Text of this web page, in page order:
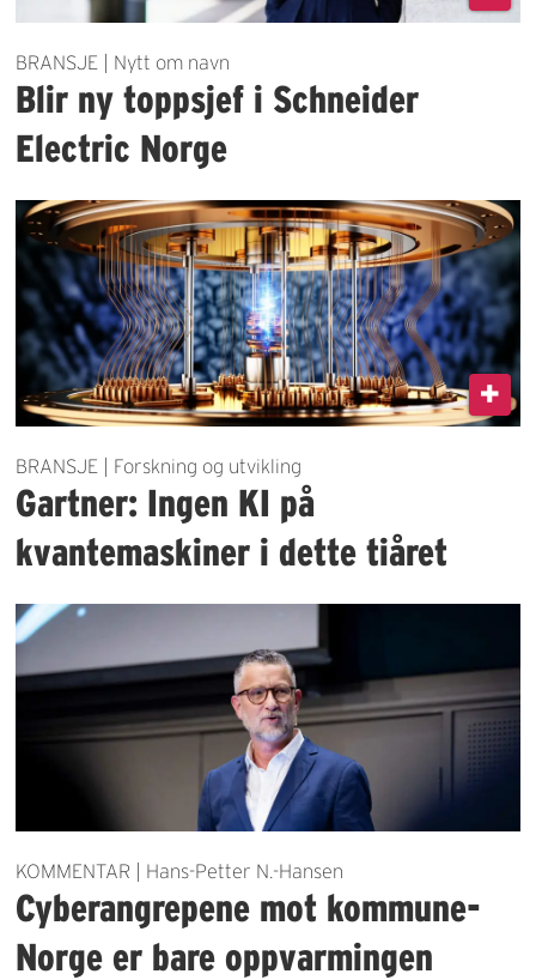
BRANSJE | Nytt om navn
Blir ny toppsjef i Schneider
Electric Norge
BRANSJE | Forskning og utvikling
Gartner: Ingen KI på
kvantemaskiner i dette tiåret
KOMMENTAR | Hans-Petter N.-Hansen
Cyberangrepene mot kommune-
Norge er bare oppvarmingen